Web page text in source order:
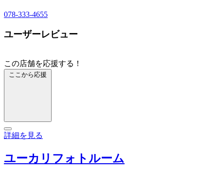
078-333-4655
ユーザーレビュー
この店舗を応援する！
ここから応援
詳細を見る
ユーカリフォトルーム